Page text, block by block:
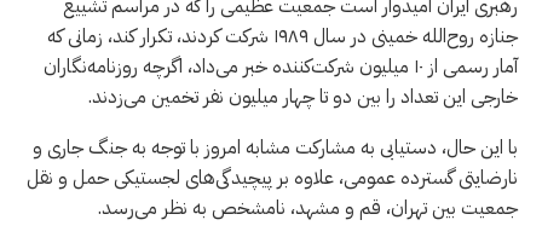
رهبری ایران امیدوار است جمعیت عظیمی را که در مراسم تشییع
جنازه روح‌الله خمینی در سال ۱۹۸۹ شرکت کردند، تکرار کند، زمانی که
آمار رسمی از ۱۰ میلیون شرکت‌کننده خبر می‌داد، اگرچه روزنامه‌نگاران
خارجی این تعداد را بین دو تا چهار میلیون نفر تخمین می‌زدند.
با این حال، دستیابی به مشارکت مشابه امروز با توجه به جنگ جاری و
نارضایتی گسترده عمومی، علاوه بر پیچیدگی‌های لجستیکی حمل و نقل
جمعیت بین تهران، قم و مشهد، نامشخص به نظر می‌رسد.